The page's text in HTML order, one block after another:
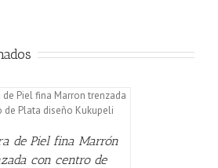
de Piel fina Marrón
con centro de